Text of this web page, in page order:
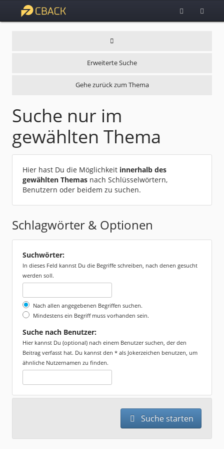
Erweiterte Suche
Gehe zurück zum Thema
Suche nur im
gewählten Thema
Hier hast Du die Möglichkeit innerhalb des
gewählten Themas nach Schlüsselwörtern,
Benutzern oder beidem zu suchen.
Schlagwörter & Optionen
Suchwörter:
In dieses Feld kannst Du die Begriffe schreiben, nach denen gesucht
werden soll.
Nach allen angegebenen Begriffen suchen.
Mindestens ein Begriff muss vorhanden sein.
Suche nach Benutzer:
Hier kannst Du (optional) nach einem Benutzer suchen, der den
Beitrag verfasst hat. Du kannst den * als Jokerzeichen benutzen, um
ähnliche Nutzernamen zu finden.
Suche starten